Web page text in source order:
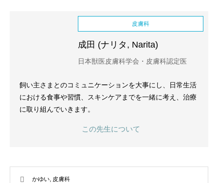
皮膚科
成田 (ナリタ, Narita)
日本獣医皮膚科学会・皮膚科認定医
飼い主さまとのコミュニケーションを大事にし、日常生活
における食事や習慣、スキンケアまでを一緒に考え、治療
に取り組んでいきます。
この先生について
かゆい, 皮膚科